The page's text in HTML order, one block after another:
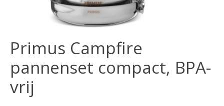
Primus Campfire
pannenset compact, BPA-
vrij